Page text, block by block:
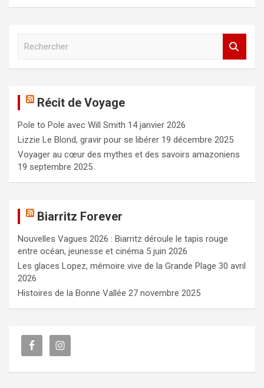
c
h
e
r
Récit de Voyage
Pole to Pole avec Will Smith 14 janvier 2026
Lizzie Le Blond, gravir pour se libérer 19 décembre 2025
Voyager au cœur des mythes et des savoirs amazoniens
19 septembre 2025
Biarritz Forever
Nouvelles Vagues 2026 : Biarritz déroule le tapis rouge
entre océan, jeunesse et cinéma 5 juin 2026
Les glaces Lopez, mémoire vive de la Grande Plage 30 avril
2026
Histoires de la Bonne Vallée 27 novembre 2025